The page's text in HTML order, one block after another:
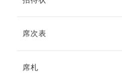
席次表
席札